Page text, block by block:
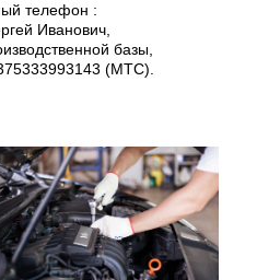
телефон :
Иванович,
базы,
(МТС).